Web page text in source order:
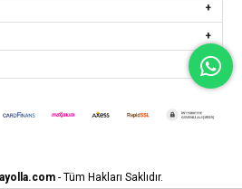
- Tüm Hakları Saklıdır.